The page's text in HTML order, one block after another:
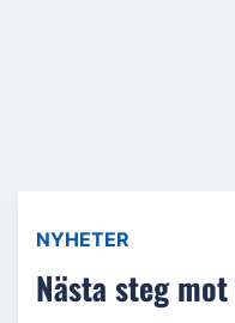
NYHETER
Nästa steg